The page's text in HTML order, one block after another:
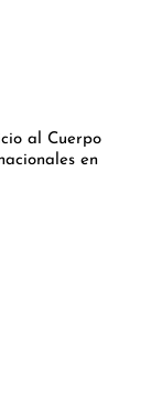
al Cuerpo
en